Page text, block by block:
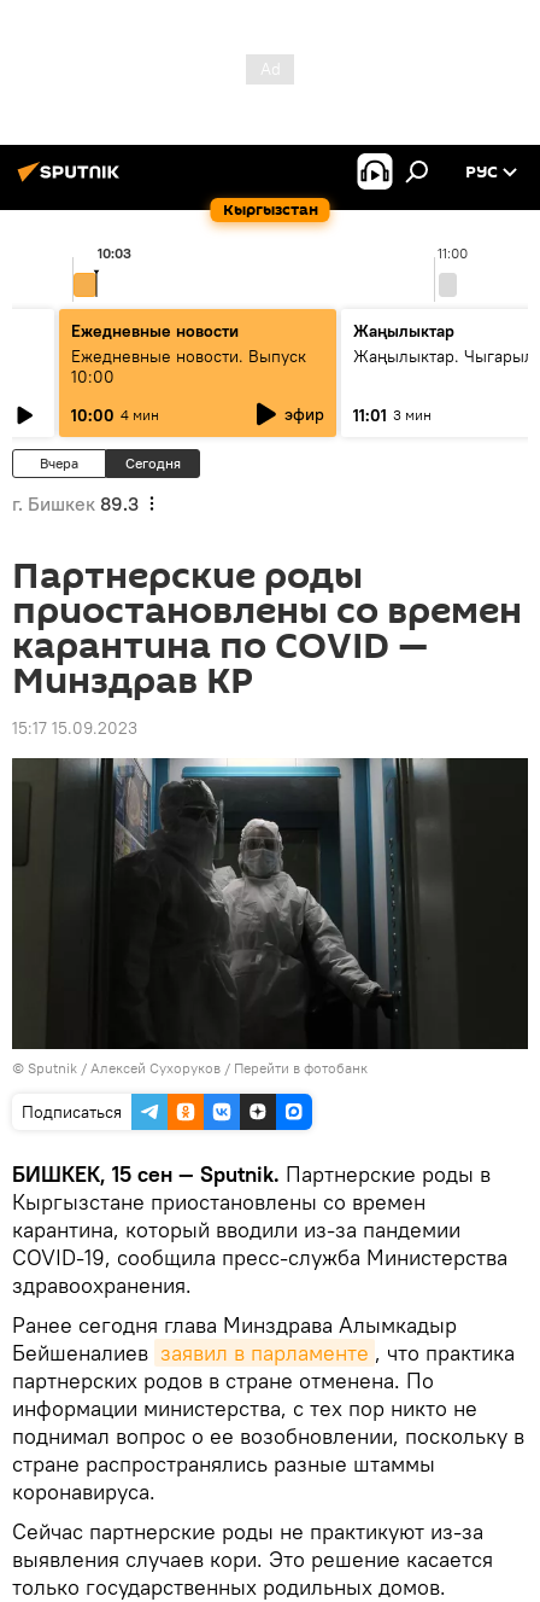
Кыргызстан
РУС
11:00
10:03
Ежедневные новости
Ежедневные новости. Выпуск
10:00
10:00 4 мин эфир
Жаңылыктар
Жаңылыктар.
11:01 3 мин
Вчера Сегодня
г. Бишкек 89.3
Партнерские роды
приостановлены со времен
карантина по COVID —
Минздрав КР
15:17 15.09.2023
© Sputnik / Алексей Сухоруков / Перейти в фотобанк
Подписаться
БИШКЕК, 15 сен — Sputnik. Партнерские роды в
Кыргызстане приостановлены со времен
карантина, который вводили из-за пандемии
COVID-19, сообщила пресс-служба Министерства
здравоохранения.
Ранее сегодня глава Минздрава Алымкадыр
Бейшеналиев заявил в парламенте , что практика
партнерских родов в стране отменена. По
информации министерства, с тех пор никто не
поднимал вопрос о ее возобновлении, поскольку в
стране распространялись разные штаммы
коронавируса.
Сейчас партнерские роды не практикуют из-за
выявления случаев кори. Это решение касается
только государственных родильных домов.